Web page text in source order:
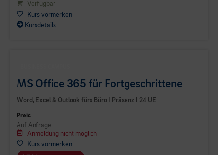
Verfügbar
Kurs vormerken
Kursdetails
MS Office 365 für Fortgeschrittene
Word, Excel & Outlook fürs Büro I Präsenz I 24 UE
Preis
Auf Anfrage
Anmeldung nicht möglich
Kurs vormerken